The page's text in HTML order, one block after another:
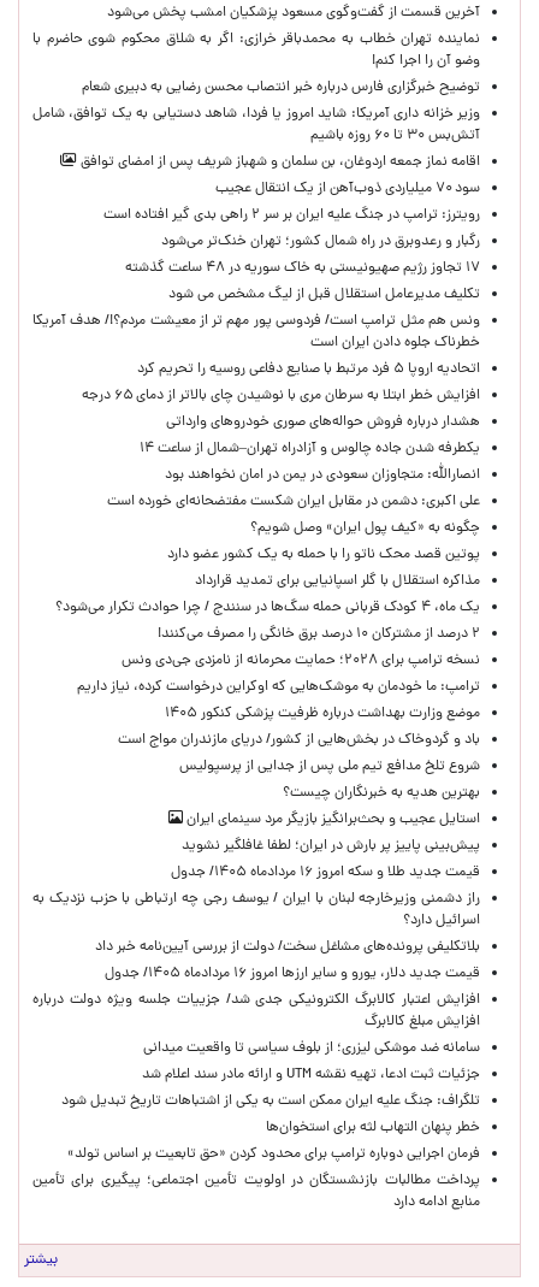
آخرین قسمت از گفت‌وگوی مسعود پزشکیان امشب پخش می‌شود
نماینده تهران خطاب به محمدباقر خرازی: اگر به شلاق محکوم شوی حاضرم با
وضو آن را اجرا کنم!
توضیح خبرگزاری فارس درباره خبر انتصاب محسن رضایی به دبیری شعام
وزیر خزانه داری آمریکا: شاید امروز یا فردا، شاهد دستیابی به یک توافق، شامل
آتش‌بس ۳۰ تا ۶۰ روزه باشیم
اقامه نماز جمعه اردوغان، بن ‌سلمان و شهباز شریف پس از امضای توافق
سود ۷۰ میلیاردی ذوب‌آهن از یک انتقال عجیب
رویترز: ترامپ در جنگ علیه ایران بر سر ۲ راهی بدی گیر افتاده است
رگبار و رعدوبرق در راه شمال کشور؛ تهران خنک‌تر می‌شود
۱۷ تجاوز رژیم صهیونیستی به خاک سوریه در ۴۸ ساعت گذشته
تکلیف مدیرعامل استقلال قبل از لیگ مشخص می شود
ونس هم مثل ترامپ است/ فردوسی پور مهم تر از معیشت مردم؟!/ هدف آمریکا
خطرناک جلوه دادن ایران است
اتحادیه اروپا ۵ فرد مرتبط با صنایع دفاعی روسیه را تحریم کرد
افزایش خطر ابتلا به سرطان مری با نوشیدن چای بالاتر از دمای ۶۵ درجه
هشدار درباره فروش حواله‌های صوری خودروهای وارداتی
یکطرفه شدن جاده چالوس و آزادراه تهران–شمال از ساعت ۱۴
انصارالله: متجاوزان سعودی در یمن در امان نخواهند بود
علی اکبری: دشمن در مقابل ایران شکست مفتضحانه‌ای خورده است
چگونه به «کیف پول ایران» وصل شویم؟
پوتین قصد محک ناتو را با حمله به یک کشور عضو دارد
مذاکره استقلال با گلر اسپانیایی برای تمدید قرارداد
یک ماه، ۴ کودک قربانی حمله سگ‌ها در سنندج / چرا حوادث تکرار می‌شود؟
۲ درصد از مشترکان ۱۰ درصد برق خانگی را مصرف می‌کنند!
نسخه ترامپ برای ۲۰۲۸؛ حمایت محرمانه از نامزدی جی‌دی ونس
ترامپ: ما خودمان به موشک‌هایی که اوکراین درخواست کرده، نیاز داریم
موضع وزارت بهداشت درباره ظرفیت پزشکی کنکور ۱۴۰۵
باد و گردوخاک در بخش‌هایی از کشور/ دریای مازندران مواج است
شروع تلخ مدافع تیم ملی پس از جدایی از پرسپولیس
بهترین هدیه به خبرنگاران چیست؟
استایل عجیب و بحث‌برانگیز بازیگر مرد سینمای ایران
پیش‌بینی پاییز پر بارش در ایران؛ لطفا غافلگیر نشوید
قیمت جدید طلا و سکه امروز ۱۶ مردادماه ۱۴۰۵/ جدول
راز دشمنی وزیرخارجه لبنان با ایران / یوسف رجی چه ارتباطی با حزب نزدیک به
اسرائیل دارد؟
بلاتکلیفی پرونده‌های مشاغل سخت/ دولت از بررسی آیین‌نامه خبر داد
قیمت جدید دلار، یورو و سایر ارزها امروز ۱۶ مردادماه ۱۴۰۵/ جدول
افزایش اعتبار کالابرگ الکترونیکی جدی شد/ جزییات جلسه ویژه دولت درباره
افزایش مبلغ کالابرگ
سامانه ضد موشکی لیزری؛ از بلوف سیاسی تا واقعیت میدانی
جزئیات ثبت ادعا، تهیه نقشه UTM و ارائه مادر سند اعلام شد
تلگراف: جنگ علیه ایران ممکن است به یکی از اشتباهات تاریخ تبدیل شود
خطر پنهان التهاب لثه برای استخوان‌ها
فرمان اجرایی دوباره ترامپ برای محدود کردن «حق تابعیت بر اساس تولد»
پرداخت مطالبات بازنشستگان در اولویت تأمین اجتماعی؛ پیگیری برای تأمین
منابع ادامه دارد
بیشتر